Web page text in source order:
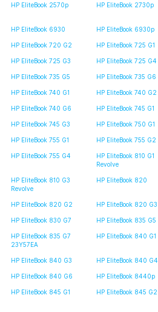
HP EliteBook 2570p HP EliteBook 2730p
HP EliteBook 6930 HP EliteBook 6930p
HP EliteBook 720 G2 HP EliteBook 725 G1
HP EliteBook 725 G3 HP EliteBook 725 G4
HP EliteBook 735 G5 HP EliteBook 735 G6
HP EliteBook 740 G1 HP EliteBook 740 G2
HP EliteBook 740 G6 HP EliteBook 745 G1
HP EliteBook 745 G3 HP EliteBook 750 G1
HP EliteBook 755 G1 HP EliteBook 755 G2
HP EliteBook 755 G4
HP EliteBook 810 G1
Revolve
HP EliteBook 810 G3
Revolve
HP EliteBook 820
HP EliteBook 820 G2 HP EliteBook 820 G3
HP EliteBook 830 G7 HP EliteBook 835 G5
HP EliteBook 835 G7
23Y57EA
HP EliteBook 840 G1
HP EliteBook 840 G3 HP EliteBook 840 G4
HP EliteBook 840 G6 HP EliteBook 8440p
HP EliteBook 845 G1 HP EliteBook 845 G2